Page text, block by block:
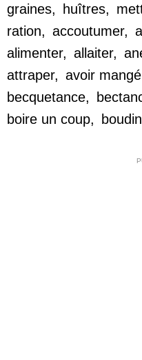
graines, huîtres,
ration, accoutumer,
alimenter, allaiter,
attraper, avoir
becquetance,
boire un coup, boudin